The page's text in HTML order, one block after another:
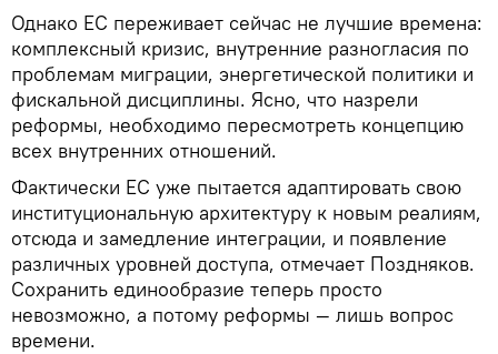
Однако ЕС переживает сейчас не лучшие времена:
комплексный кризис, внутренние разногласия по
проблемам миграции, энергетической политики и
фискальной дисциплины. Ясно, что назрели
реформы, необходимо пересмотреть концепцию
всех внутренних отношений.
Фактически ЕС уже пытается адаптировать свою
институциональную архитектуру к новым реалиям,
отсюда и замедление интеграции, и появление
различных уровней доступа, отмечает Поздняков.
Сохранить единообразие теперь просто
невозможно, а потому реформы — лишь вопрос
времени.